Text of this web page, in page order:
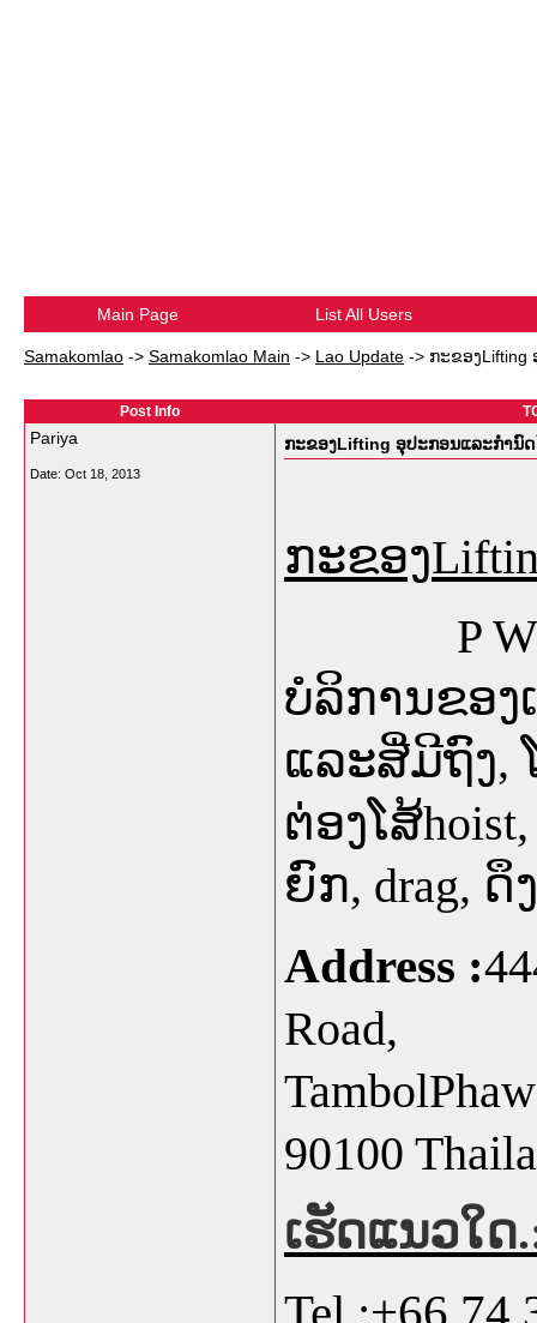
Main Page List All Users
Samakomlao -> Samakomlao Main -> Lao Update -> ກະຂອງLifting
Post Info
Pariya
Date: Oct 18, 2013
ກະຂອງLifting ອຸປະກອນແລະກໍານົດ
ກະຂອງ
P
ບໍລິການຂອງ
ແລະສີ່ມີຖົງ,
ຕ່ອງໂສ້
ຍົກ, drag, ດຶ
Address :
Road,
90100
ເຮັດແນວໃດ.